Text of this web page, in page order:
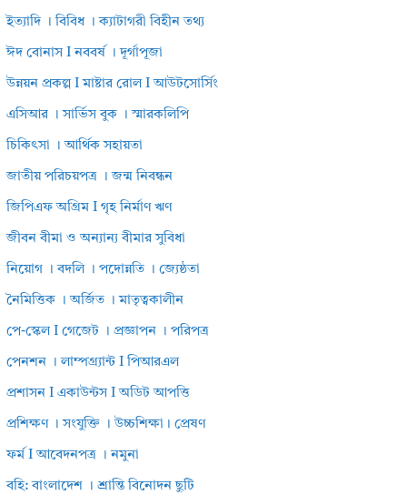
ইত্যাদি । বিবিধ । ক্যাটাগরী বিহীন তথ্য
ঈদ বোনাস I নববর্ষ । দূর্গাপূজা
উন্নয়ন প্রকল্প I মাষ্টার রোল I আউটসোর্সিং
এসিআর । সার্ভিস বুক । স্মারকলিপি
চিকিৎসা । আর্থিক সহায়তা
জাতীয় পরিচয়পত্র । জন্ম নিবন্ধন
জিপিএফ অগ্রিম I গৃহ নির্মাণ ঋণ
জীবন বীমা ও অন্যান্য বীমার সুবিধা
নিয়োগ । বদলি । পদোন্নতি । জ্যেষ্ঠতা
নৈমিত্তিক । অর্জিত । মাতৃত্বকালীন
পে-স্কেল I গেজেট । প্রজ্ঞাপন । পরিপত্র
পেনশন । লাম্পগ্র্যান্ট I পিআরএল
প্রশাসন I একাউন্টস I অডিট আপত্তি
প্রশিক্ষণ । সংযুক্তি । উচ্চশিক্ষা। প্রেষণ
ফর্ম I আবেদনপত্র । নমুনা
বহি: বাংলাদেশ । শ্রান্তি বিনোদন ছুটি